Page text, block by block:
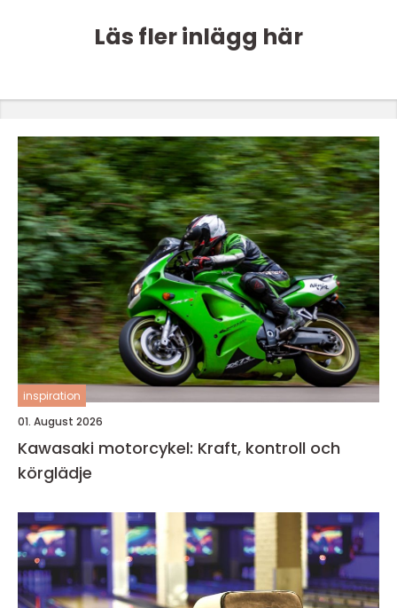
Läs fler inlägg här
inspiration
01. August 2026
Kawasaki motorcykel: Kraft, kontroll och
körglädje